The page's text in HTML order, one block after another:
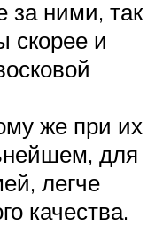
за ними, так
скорее и
же при их
для
легче
качества.